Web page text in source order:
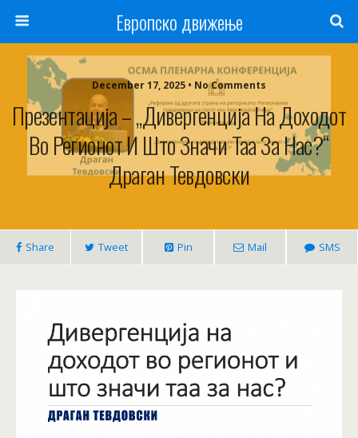
Европско движење
December 17, 2025 • No Comments
Презентација – „Дивергенција На Доходот
Во Регионот И Што Значи Таа За Нас?“
Драган Тевдовски
Share Tweet Pin Mail SMS